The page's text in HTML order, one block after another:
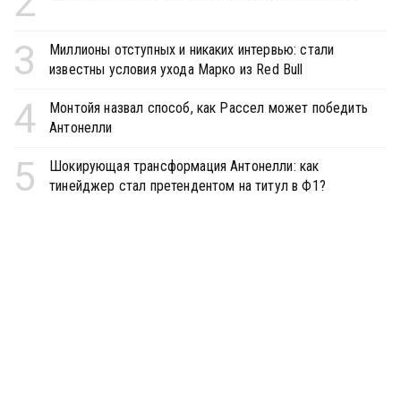
3
Миллионы отступных и никаких интервью: стали
известны условия ухода Марко из Red Bull
4
Монтойя назвал способ, как Рассел может победить
Антонелли
5
Шокирующая трансформация Антонелли: как
тинейджер стал претендентом на титул в Ф1?